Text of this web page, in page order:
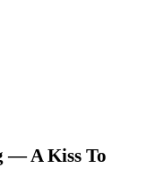
— A Kiss To